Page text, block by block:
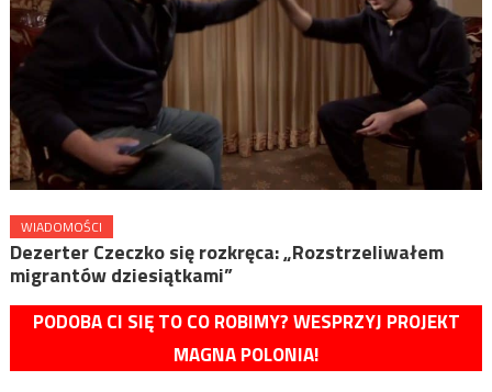
WIADOMOŚCI
Dezerter Czeczko się rozkręca: „Rozstrzeliwałem
migrantów dziesiątkami”
PODOBA CI SIĘ TO CO ROBIMY? WESPRZYJ PROJEKT
MAGNA POLONIA!